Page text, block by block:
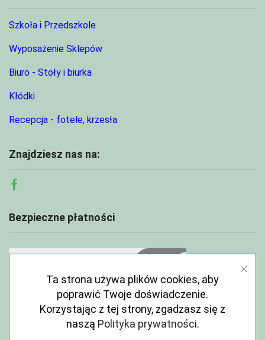
Szkoła i Przedszkole
Wyposażenie Sklepów
Biuro - Stoły i biurka
Kłódki
Recepcja - fotele, krzesła
Znajdziesz nas na:
Facebook
Bezpieczne płatności
Ta strona używa plików cookies, aby
poprawić Twoje doświadczenie.
Korzystając z tej strony, zgadzasz się z
naszą Polityka prywatności.